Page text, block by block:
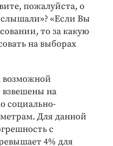
пожалуйста, о
«Если Вы
то за какую
на выборах
возможной
на
социально-
Для данной
с
4% для